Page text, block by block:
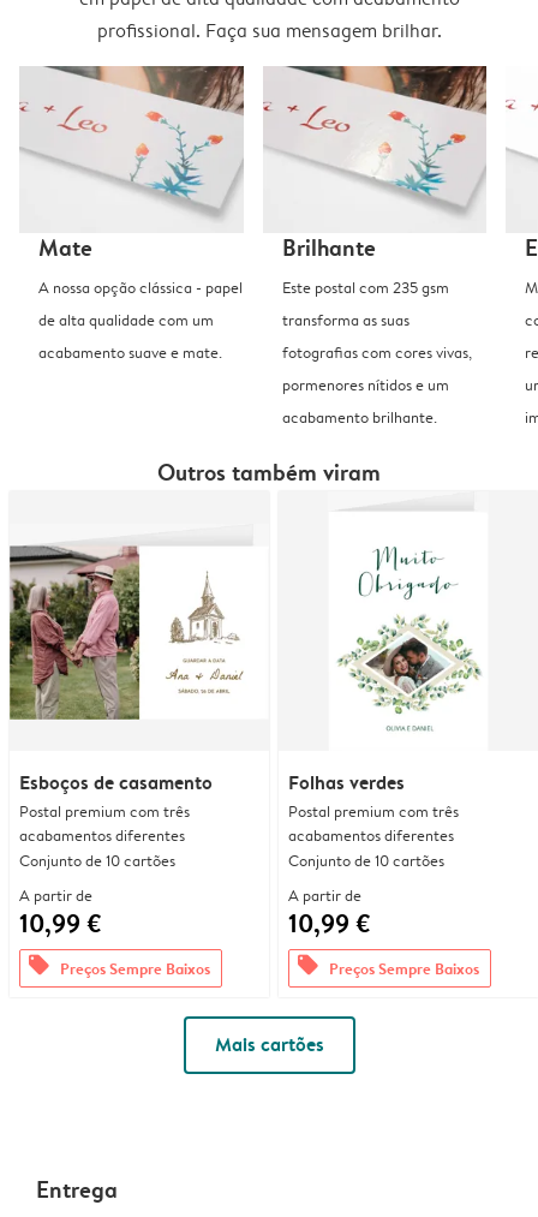
profissional. Faça sua mensagem brilhar.
Mate
A nossa opção clássica - papel
de alta qualidade com um
acabamento suave e mate.
Brilhante
Este postal com 235 gsm
transforma as suas
fotografias com cores vivas,
pormenores nítidos e um
acabamento brilhante.
Outros também viram
Esboços de casamento
Postal premium com três
acabamentos diferentes
Conjunto de 10 cartões
A partir de
10,99 €
offers Preços Sempre Baixos
Folhas verdes
Postal premium com três
acabamentos diferentes
Conjunto de 10 cartões
A partir de
10,99 €
offers Preços Sempre Baixos
Mais cartões
Entrega